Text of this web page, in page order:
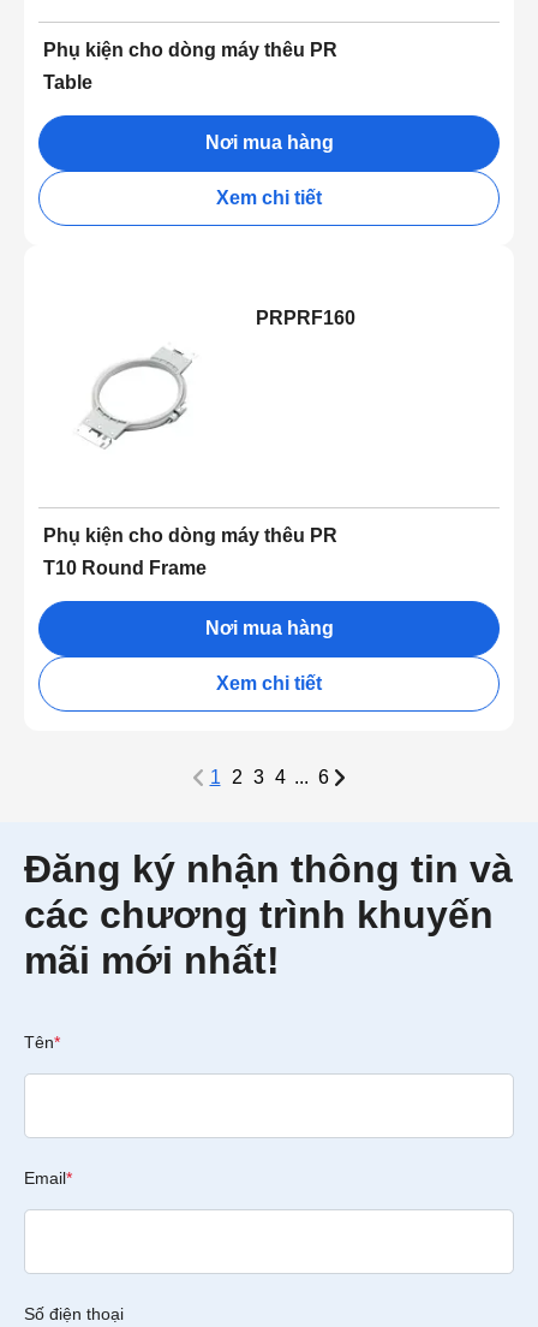
Phụ kiện cho dòng máy thêu PR
Table
Nơi mua hàng
Xem chi tiết
PRPRF160
Phụ kiện cho dòng máy thêu PR
T10 Round Frame
Nơi mua hàng
Xem chi tiết
1 2 3 4 ... 6
Đăng ký nhận thông tin và
các chương trình khuyến
mãi mới nhất!
Tên*
Email*
Số điện thoại